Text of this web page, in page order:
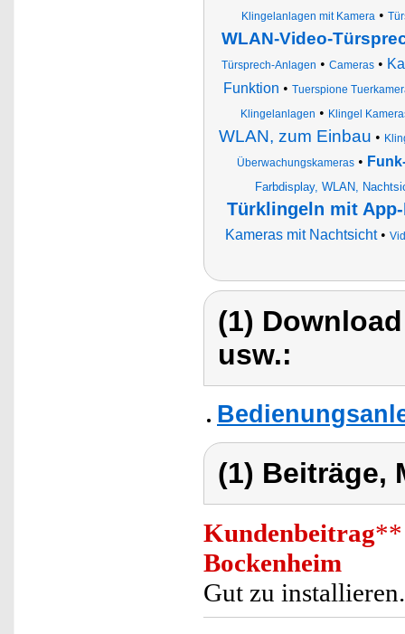
Klingelanlagen mit Kamera •
WLAN-Video-
Türsprech-Anlagen • Cameras •
Funktion • Tuerspione
Klingelanlagen • Klingel
WLAN, zum Einbau •
Überwachungskameras•
Farbdisplay, WLAN,
Türklingeln mit
Kameras mit Nachtsicht•
(1)
usw.:
(1) Beiträge,
Kundenbeitrag**
Bockenheim
Gut zu